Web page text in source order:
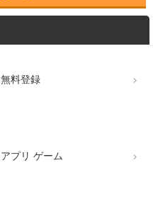
無料登録
アプリ ゲーム